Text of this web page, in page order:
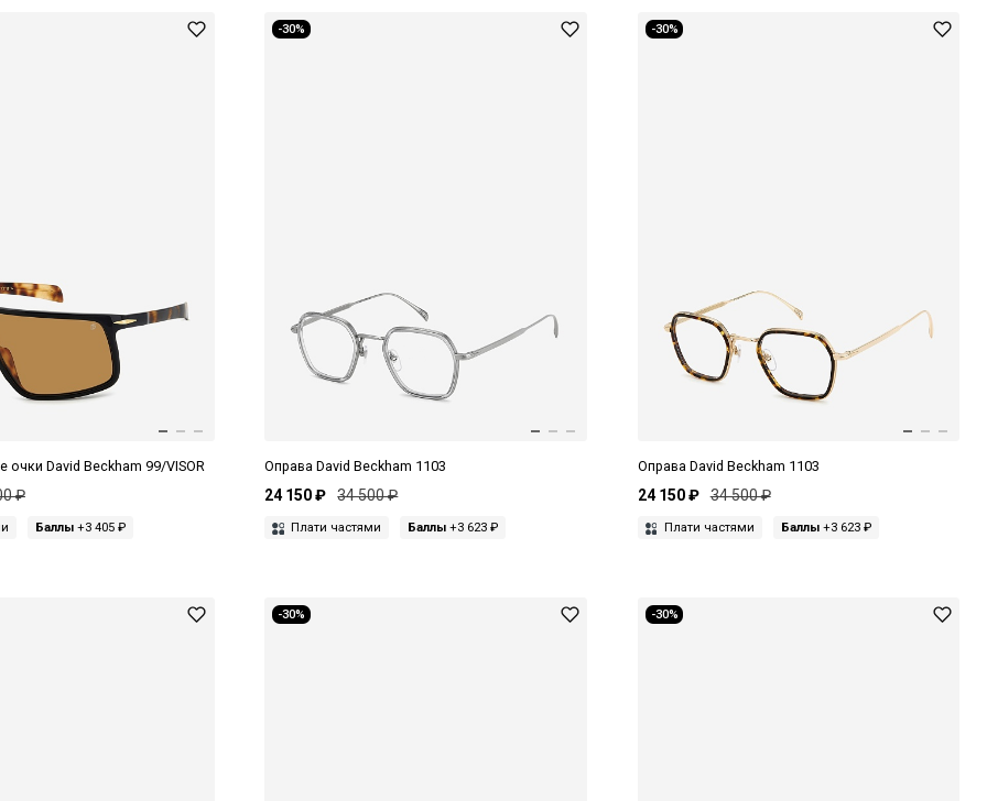
David Beckham 99/VISOR
₽
Баллы +3 405 ₽
-30%
Оправа David Beckham 1103
24 150 ₽ 34 500 ₽
Плати частями Баллы +3 623 ₽
-30%
Оправа David Beckham 1103
24 150 ₽ 34 500 ₽
Плати частями Баллы+3 623 ₽
-30% -30%